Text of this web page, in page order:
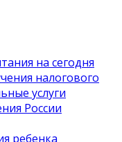
на сегодня
налогового
услуги
России
ребенка